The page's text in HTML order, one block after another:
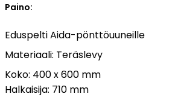
Outlet
Käyttöehdot
Peruuta verkkokauppatilauksesi
Paino:
Eduspelti Aida-pönttöuuneille
Materiaali: Teräslevy
Koko: 400 x 600 mm
Halkaisija: 710 mm